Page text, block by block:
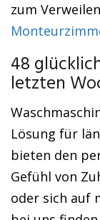
zum
48
letzten
Lösung für
bieten den
Gefühl von
oder sich auf